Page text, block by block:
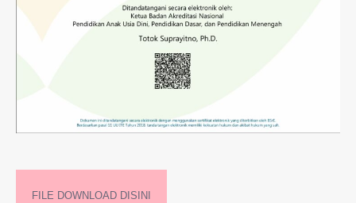
FILE DOWNLOAD DISINI